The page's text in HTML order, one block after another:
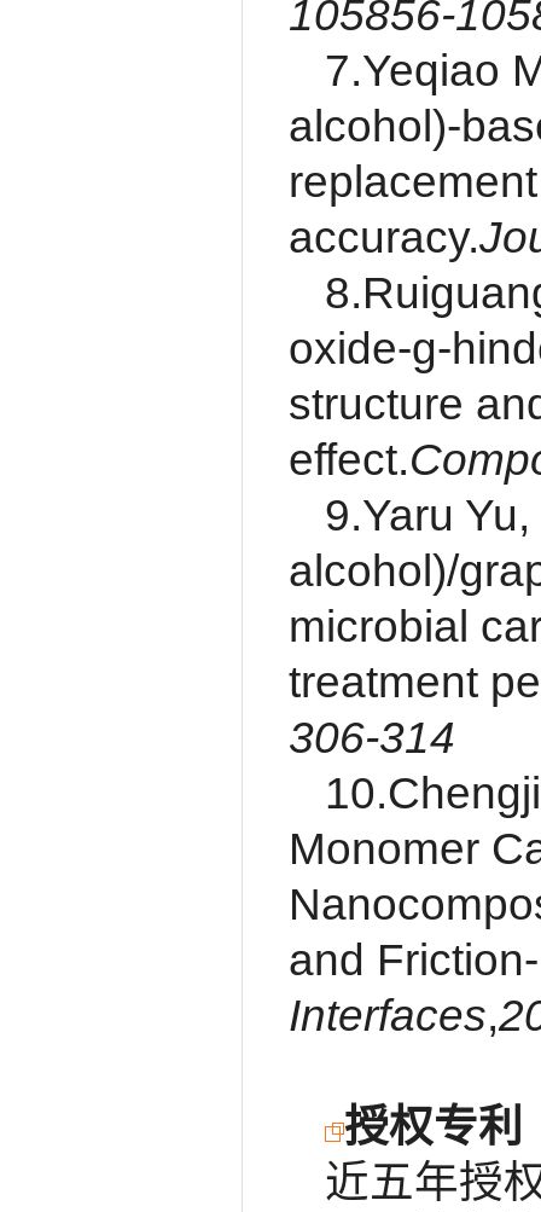
105856-
7.Yeqiao
alcohol)-
accuracy.
oxide-g-
structure
effect.
9.Yaru
alcohol)/
microbial
treatment
306-314
Monomer
and
Interfaces,
授权专利
近五年授